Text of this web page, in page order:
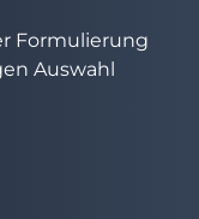
Formulierung
Auswahl